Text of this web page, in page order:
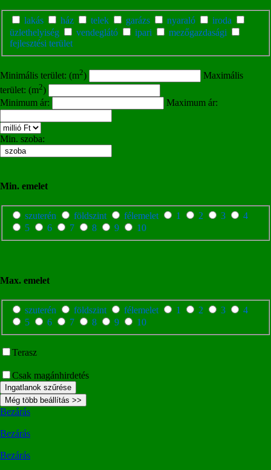
lakás ház telek garázs nyaraló
iroda
üzlethelyiség
vendeglátó ipari
mezőgazdasági
fejlesztési terület
Minimális terület: (m2)
Maximális
terület: (m2)
Minimum ár:
Maximum ár:
Min. szoba:
Min. emelet
szuterén földszint félemelet 1 2 3
4
5
6 7 8 9 10
Max. emelet
szuterén földszint félemelet 1 2 3
4
5
6 7 8 9 10
Terasz
Csak magánhirdetés
Ingatlanok szűrése
Még több beállítás >>
Bezárás
Bezárás
Bezárás